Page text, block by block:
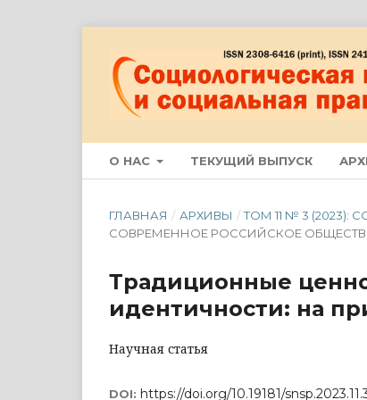
О НАС ТЕКУЩИЙ ВЫПУСК
ГЛАВНАЯ / АРХИВЫ / ТОМ 11 № 3
СОВРЕМЕННОЕ РОССИЙСКОЕ
Традиционные
идентичности: на
Научная статья
DOI: https://doi.org/10.19181/